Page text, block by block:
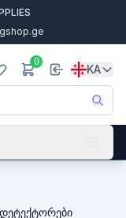
0
KA
დეტექტორები